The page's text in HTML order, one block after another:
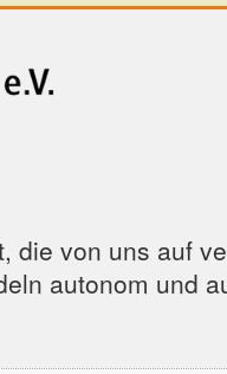
die von uns auf
autonom und